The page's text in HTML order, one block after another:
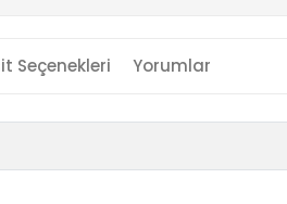
Seçenekleri Yorumlar